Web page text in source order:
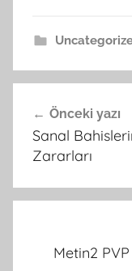
gezinmesi
Önceki yazı
Sanal
Zararları
Metin2